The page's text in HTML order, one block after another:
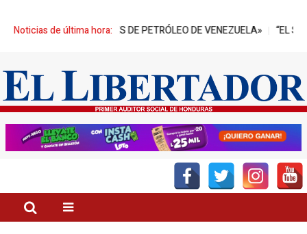
Noticias de última hora:
DE BARRILES DE PETRÓLEO DE VENEZUELA» “EL SECTOR